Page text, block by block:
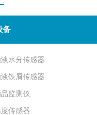
备
水分传感器
铁屑传感器
监测仪
传感器